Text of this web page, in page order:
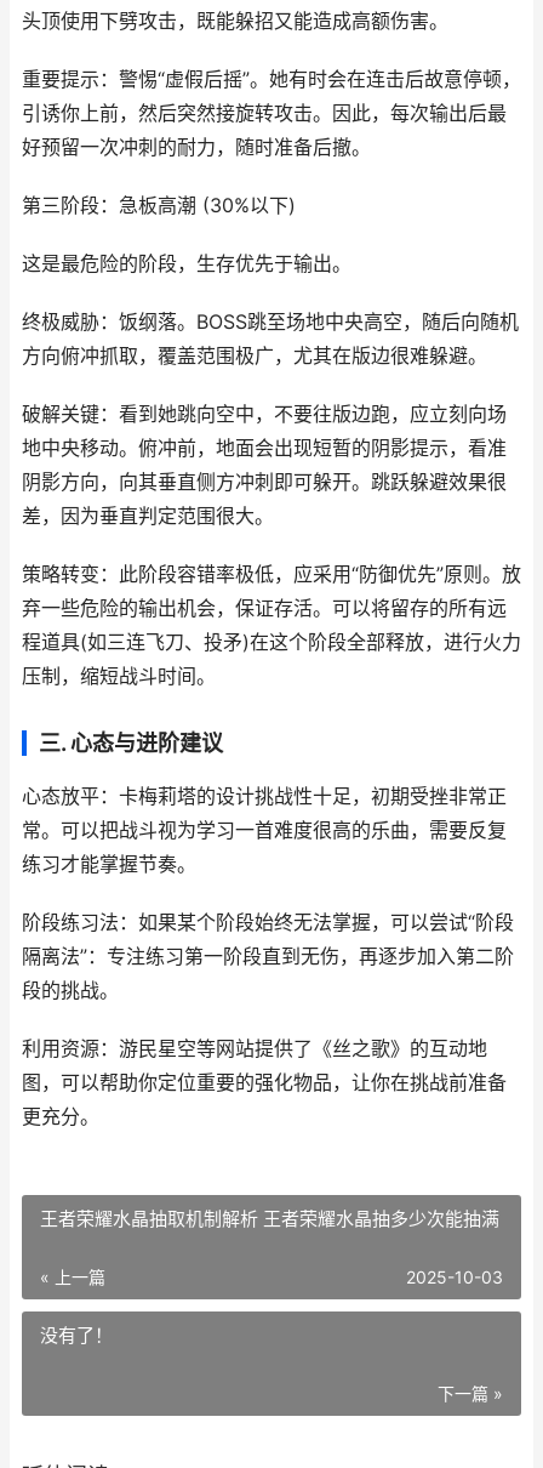
头顶使用下劈攻击，既能躲招又能造成高额伤害。
重要提示：警惕“虚假后摇”。她有时会在连击后故意停顿，
引诱你上前，然后突然接旋转攻击。因此，每次输出后最
好预留一次冲刺的耐力，随时准备后撤。
第三阶段：急板高潮 (30%以下)
这是最危险的阶段，生存优先于输出。
终极威胁：饭纲落。BOSS跳至场地中央高空，随后向随机
方向俯冲抓取，覆盖范围极广，尤其在版边很难躲避。
破解关键：看到她跳向空中，不要往版边跑，应立刻向场
地中央移动。俯冲前，地面会出现短暂的阴影提示，看准
阴影方向，向其垂直侧方冲刺即可躲开。跳跃躲避效果很
差，因为垂直判定范围很大。
策略转变：此阶段容错率极低，应采用“防御优先”原则。放
弃一些危险的输出机会，保证存活。可以将留存的所有远
程道具(如三连飞刀、投矛)在这个阶段全部释放，进行火力
压制，缩短战斗时间。
三. 心态与进阶建议
心态放平：卡梅莉塔的设计挑战性十足，初期受挫非常正
常。可以把战斗视为学习一首难度很高的乐曲，需要反复
练习才能掌握节奏。
阶段练习法：如果某个阶段始终无法掌握，可以尝试“阶段
隔离法”：专注练习第一阶段直到无伤，再逐步加入第二阶
段的挑战。
利用资源：游民星空等网站提供了《丝之歌》的互动地
图，可以帮助你定位重要的强化物品，让你在挑战前准备
更充分。
王者荣耀水晶抽取机制解析 王者荣耀水晶抽多少次能抽满
« 上一篇 2025-10-03
没有了！
下一篇 »